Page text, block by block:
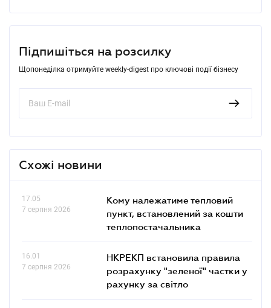
Підпишіться на розсилку
Щопонеділка отримуйте weekly-digest про ключові події бізнесу
Схожі новини
17.05
7 серпня 2026
Кому належатиме тепловий
пункт, встановлений за кошти
теплопостачальника
16.01
7 серпня 2026
НКРЕКП встановила правила
розрахунку "зеленої" частки у
рахунку за світло